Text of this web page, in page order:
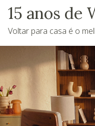
15 anos de
Voltar para casa é o